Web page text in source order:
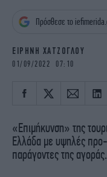
OSCARSΠρόσθεσε το
ΕΙΡΗΝΗ ΧΑΤΖΟΓΛΟΥ
01/09/2022 07:10
«Επιμήκυνση» της
Ελλάδα με υψηλές
παράγοντες της αγοράς.